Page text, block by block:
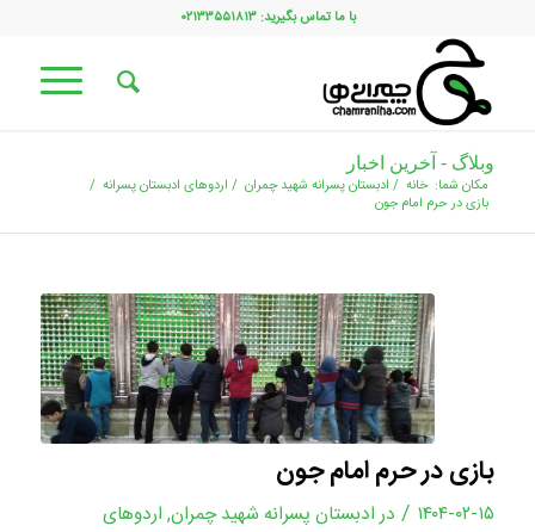
با ما تماس بگیرید: ۰۲۱۳۳۵۵۱۸۱۳
وبلاگ - آخرین اخبار
مکان شما: خانه / ادبستان پسرانه شهید چمران / اردوهای ادبستان پسرانه /
بازی در حرم امام جون
بازی در حرم امام جون
۱۴۰۴-۰۲-۱۵ / در ادبستان پسرانه شهید چمران, اردوهای